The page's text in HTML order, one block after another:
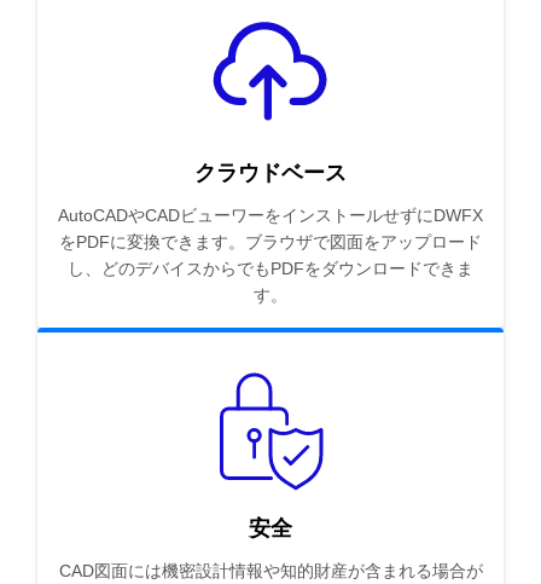
クラウドベース
AutoCADやCADビューワーをインストールせずにDWFX
をPDFに変換できます。ブラウザで図面をアップロード
し、どのデバイスからでもPDFをダウンロードできま
す。
安全
CAD図面には機密設計情報や知的財産が含まれる場合が